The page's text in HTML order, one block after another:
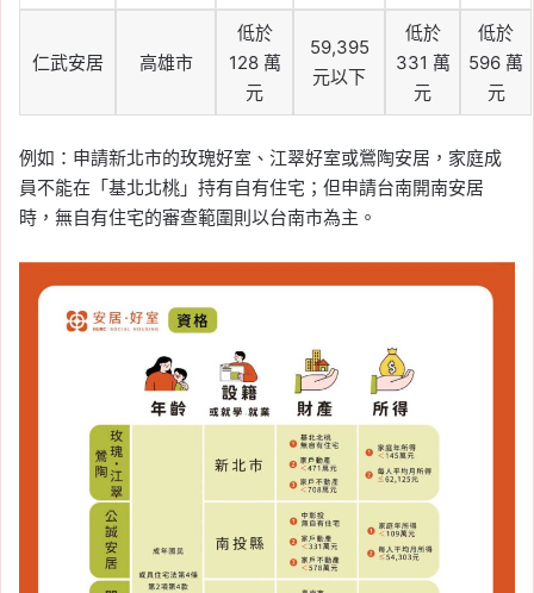
仁武安居 高雄市
低於
128 萬
元
59,395
元以下
低於
331 萬
元
低於
596 萬
元
例如：申請新北市的玫瑰好室、江翠好室或鶯陶安居，家庭成
員不能在「基北北桃」持有自有住宅；但申請台南開南安居
時，無自有住宅的審查範圍則以台南市為主。